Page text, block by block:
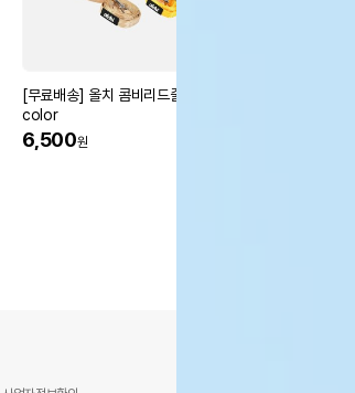
[무료배송] 올치 콤비리드줄 5
color
6,500원